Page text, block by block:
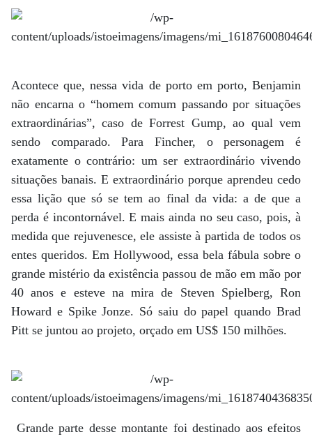
Acontece que, nessa vida de porto em porto, Benjamin
não encarna o “homem comum passando por situações
extraordinárias”, caso de Forrest Gump, ao qual vem
sendo comparado. Para Fincher, o personagem é
exatamente o contrário: um ser extraordinário vivendo
situações banais. E extraordinário porque aprendeu cedo
essa lição que só se tem ao final da vida: a de que a
perda é incontornável. E mais ainda no seu caso, pois, à
medida que rejuvenesce, ele assiste à partida de todos os
entes queridos. Em Hollywood, essa bela fábula sobre o
grande mistério da existência passou de mão em mão por
40 anos e esteve na mira de Steven Spielberg, Ron
Howard e Spike Jonze. Só saiu do papel quando Brad
Pitt se juntou ao projeto, orçado em US$ 150 milhões.
Grande parte desse montante foi destinado aos efeitos